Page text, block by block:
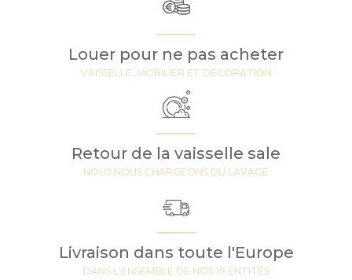
Louer pour ne pas acheter
VAISSELLE, MOBILIER ET DECORATION
Retour de la vaisselle sale
NOUS NOUS CHARGEONS DU LAVAGE
Livraison dans toute l'Europe
DANS L'ENSEMBLE DE NOS 19 ENTITES